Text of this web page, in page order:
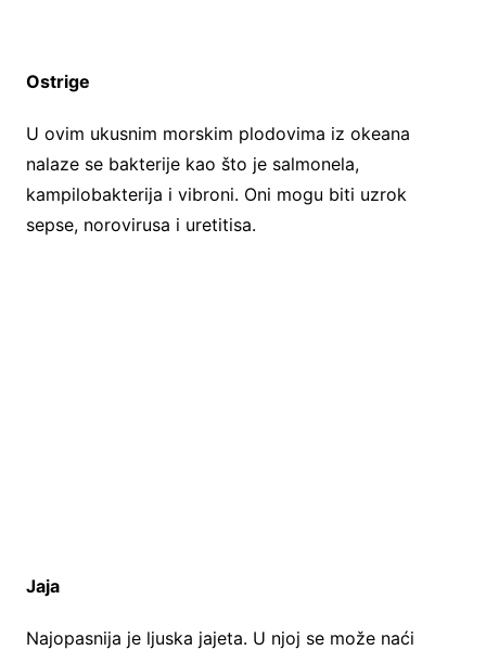
Ostrige
U ovim ukusnim morskim plodovima iz okeana
nalaze se bakterije kao što je salmonela,
kampilobakterija i vibroni. Oni mogu biti uzrok
sepse, norovirusa i uretitisa.
Jaja
Najopasnija je ljuska jajeta. U njoj se može naći